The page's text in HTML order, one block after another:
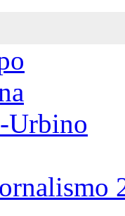
Urbino